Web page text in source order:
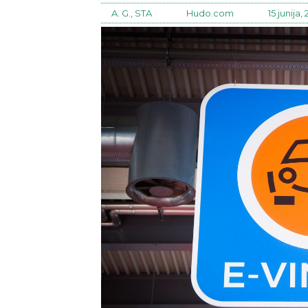
A. G., STA Hudo.com 15 junija,